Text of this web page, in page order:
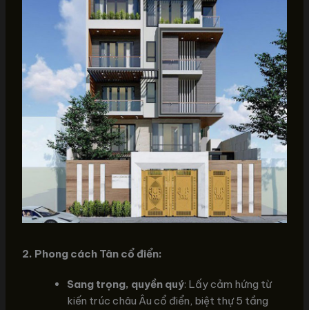
2. Phong cách Tân cổ điển:
Sang trọng, quyền quý: Lấy cảm hứng từ
kiến trúc châu Âu cổ điển, biệt thự 5 tầng